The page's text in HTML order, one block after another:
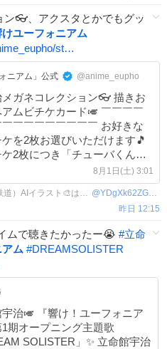
👓、アクスタとかでもグッ
けユーフォニアム
st…
ニアム」公式 @anime_eupho
ガネコレクション👓 描きお
アムビチケカード🎺 ￣￣￣￣
￣￣￣￣￣￣￣￣￣ お好きな
ケを2枚お選びいただけます🎵
ケ2枚につき「チューバくんム
スリーブ２」を1つプレゼン
映予定劇場や通販にて好評販
8月1日(土) 3:01
シロテツ☆㌠（シロロー鉄道）AIイラスト🎨はじめました。🤖 @YDgXk62ZGTFtomp
昨日 12:15
ムで聴きたかったー😭 #立命
ム #DREAMSOLISTER
宇治🎺 『響け！ユーフォニア
1期オープニング主題歌
SOLISTER」✨ 立命館宇治